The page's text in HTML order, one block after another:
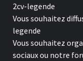
2cv-legende
Vous souhaitez
legende
Vous souhaitez
sociaux ou notre